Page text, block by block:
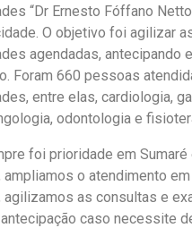
“Dr Ernesto Fóffano
O objetivo foi agilizar
agendadas, antecipando
Foram 660 pessoas
entre elas, cardiologia,
odontologia e
foi prioridade em
ampliamos o atendimento
agilizamos as consultas e
caso necessite